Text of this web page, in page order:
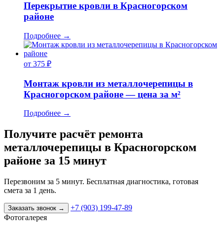
Перекрытие кровли в Красногорском
районе
Подробнее →
от 375 ₽
Монтаж кровли из металлочерепицы в
Красногорском районе — цена за м²
Подробнее →
Получите расчёт ремонта
металлочерепицы в Красногорском
районе за 15 минут
Перезвоним за 5 минут. Бесплатная диагностика, готовая
смета за 1 день.
Заказать звонок →
+7 (903) 199-47-89
Фотогалерея